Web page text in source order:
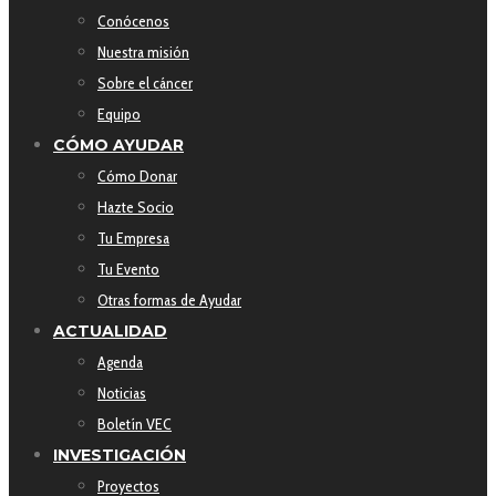
Conócenos
Nuestra misión
Sobre el cáncer
Equipo
CÓMO AYUDAR
Cómo Donar
Hazte Socio
Tu Empresa
Tu Evento
Otras formas de Ayudar
ACTUALIDAD
Agenda
Noticias
Boletín VEC
INVESTIGACIÓN
Proyectos